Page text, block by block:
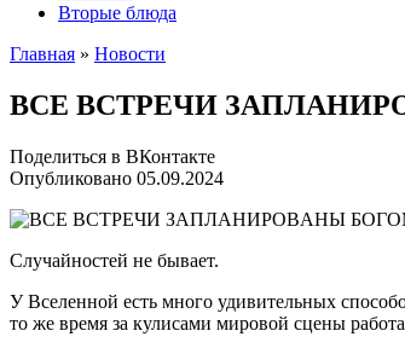
Вторые блюда
Главная » Новости
BCE BCТPEЧИ
Поделиться в ВКонтакте
Опубликовано 05.09.2024
Случайностей не бывает.
У Вселенной есть много удивительных
то же время за кулисами мировой сцены